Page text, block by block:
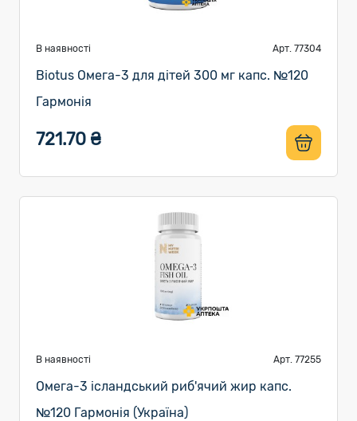
В наявності Арт. 77304
Biotus Омега-3 для дітей 300 мг капс. №120
Гармонія
721.70 ₴
В наявності Арт. 77255
Омега-3 ісландський риб'ячий жир капс.
№120 Гармонія (Україна)